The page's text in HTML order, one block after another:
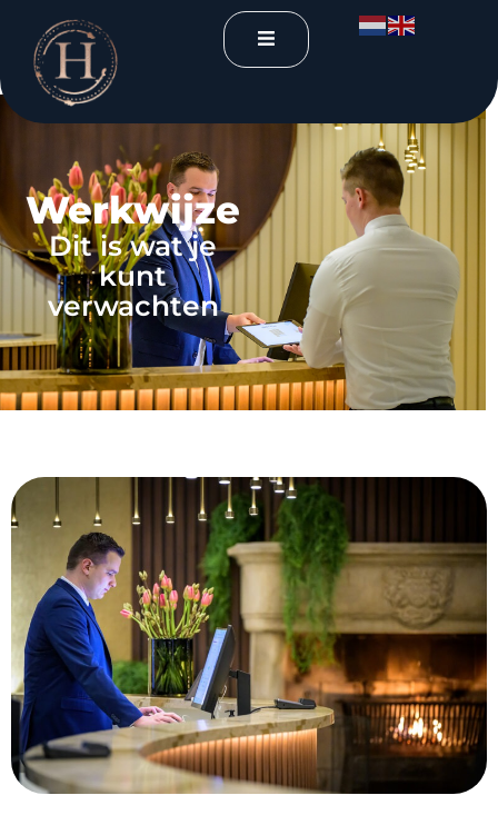
Werkwijze
Dit is wat je
kunt
verwachten